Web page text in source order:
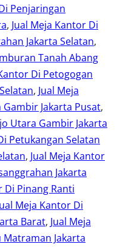
Penjaringan
, Jual Meja Kantor Di
Jakarta Selatan
Tanah Abang
Di Petogogan
, Jual Meja
Jakarta Pusat
Utara Gambir Jakarta
Petukangan Selatan
, Jual Meja Kantor
Jakarta
Di Pinang Ranti
Meja Kantor Di
Barat, Jual Meja
Jakarta